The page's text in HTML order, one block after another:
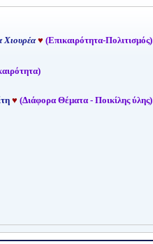
Χιουρέα ♥ (Επικαιρότητα-Πολιτισμός)
♥ (Διάφορα Θέματα - Ποικίλης ύλης)